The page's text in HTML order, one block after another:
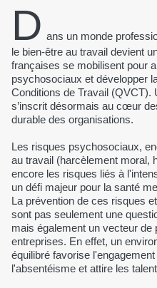
D ans un monde
le bien-être au travail devient
françaises se mobilisent pour
psychosociaux et développer
Conditions de Travail (QVCT).
s’inscrit désormais au cœur
durable des organisations.
Les risques psychosociaux,
au travail (harcèlement moral,
encore les risques liés à
un défi majeur pour la santé
La prévention de ces risques
sont pas seulement une
mais également un vecteur de
entreprises. En effet, un
équilibré favorise
l'absentéisme et attire les